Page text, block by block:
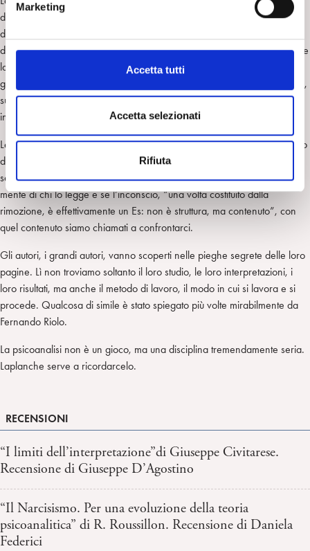
d
e
l
c
o
n
s
n
s
o
Marketing
Accetta tutti
Accetta selezionati
Rifiuta
della realtà psichica come coltivava la vite, curando i modi e i tempi
dello sviluppo, appropriandosi del frutto soltanto dopo la fatica
dell’indagine. Il libro è uno studio difficilmente superabile sull’inconscio e
la rimozione, su Groddeck, sulle quattro opzioni dell’Es (pulsionale,
genetica, impersonale e topica), sulla pulsione di morte, sulla distruttività,
sull’angoscia, con incursioni sulle ambiguità di Melanie Klein, su Klein
inverosimile e su Klein osservatrice.
Le ultime pagine, sulla formazione del sintomo nevrotico, danno il segno
del Maestro per chiarezza espositiva e profondità. Non a caso, in-
segnare vuol dire lasciare segno. Il segno di Laplanche resta nella
mente di chi lo legge e se l’inconscio, “una volta costituito dalla
rimozione, è effettivamente un Es: non è struttura, ma contenuto”, con
quel contenuto siamo chiamati a confrontarci.
Gli autori, i grandi autori, vanno scoperti nelle pieghe segrete delle loro
pagine. Lì non troviamo soltanto il loro studio, le loro interpretazioni, i
loro risultati, ma anche il metodo di lavoro, il modo in cui si lavora e si
procede. Qualcosa di simile è stato spiegato più volte mirabilmente da
Fernando Riolo.
La psicoanalisi non è un gioco, ma una disciplina tremendamente seria.
Laplanche serve a ricordarcelo.
RECENSIONI
“I limiti dell’interpretazione”di Giuseppe Civitarese.
Recensione di Giuseppe D’Agostino
“Il Narcisismo. Per una evoluzione della teoria
psicoanalitica” di R. Roussillon. Recensione di Daniela
Federici